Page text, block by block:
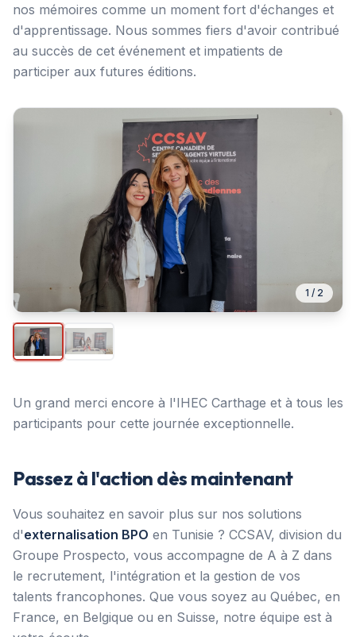
nos mémoires comme un moment fort d'échanges et
d'apprentissage. Nous sommes fiers d'avoir contribué
au succès de cet événement et impatients de
participer aux futures éditions.
1 / 2
Un grand merci encore à l'IHEC Carthage et à tous les
participants pour cette journée exceptionnelle.
Passez à l'action dès maintenant
Vous souhaitez en savoir plus sur nos solutions
d'externalisation BPO en Tunisie ? CCSAV, division du
Groupe Prospecto, vous accompagne de A à Z dans
le recrutement, l'intégration et la gestion de vos
talents francophones. Que vous soyez au Québec, en
France, en Belgique ou en Suisse, notre équipe est à